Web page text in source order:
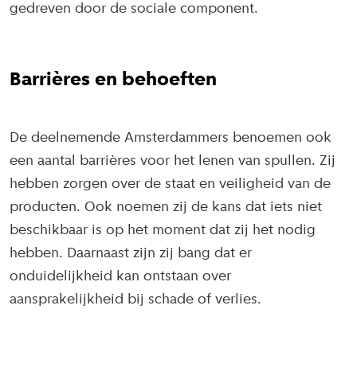
gedreven door de sociale component.
Barrières en behoeften
De deelnemende Amsterdammers benoemen ook
een aantal barrières voor het lenen van spullen. Zij
hebben zorgen over de staat en veiligheid van de
producten. Ook noemen zij de kans dat iets niet
beschikbaar is op het moment dat zij het nodig
hebben. Daarnaast zijn zij bang dat er
onduidelijkheid kan ontstaan over
aansprakelijkheid bij schade of verlies.